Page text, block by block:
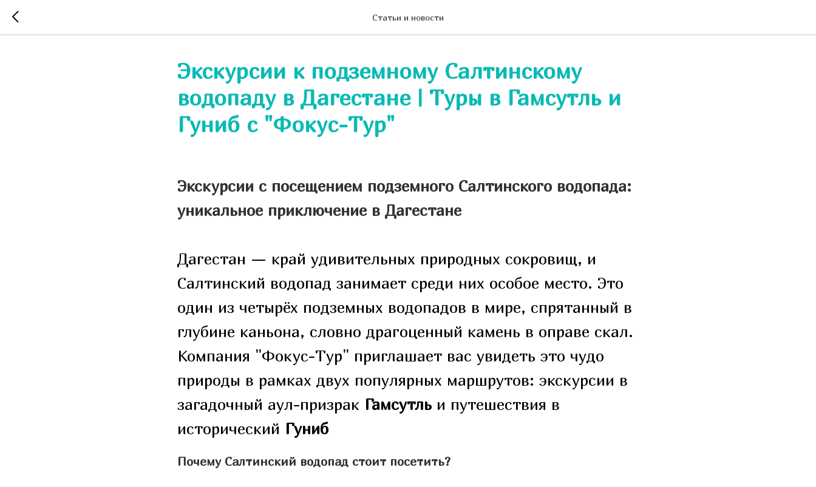
Статьи и новости
Экскурсии к подземному Салтинскому
водопаду в Дагестане | Туры в Гамсутль и
Гуниб с "Фокус-Тур"
Экскурсии с посещением подземного Салтинского водопада:
уникальное приключение в Дагестане
Дагестан — край удивительных природных сокровищ, и
Салтинский водопад занимает среди них особое место. Это
один из четырёх подземных водопадов в мире, спрятанный в
глубине каньона, словно драгоценный камень в оправе скал.
Компания "Фокус-Тур" приглашает вас увидеть это чудо
природы в рамках двух популярных маршрутов: экскурсии в
загадочный аул-призрак Гамсутль и путешествия в
исторический Гуниб
Почему Салтинский водопад стоит посетить?